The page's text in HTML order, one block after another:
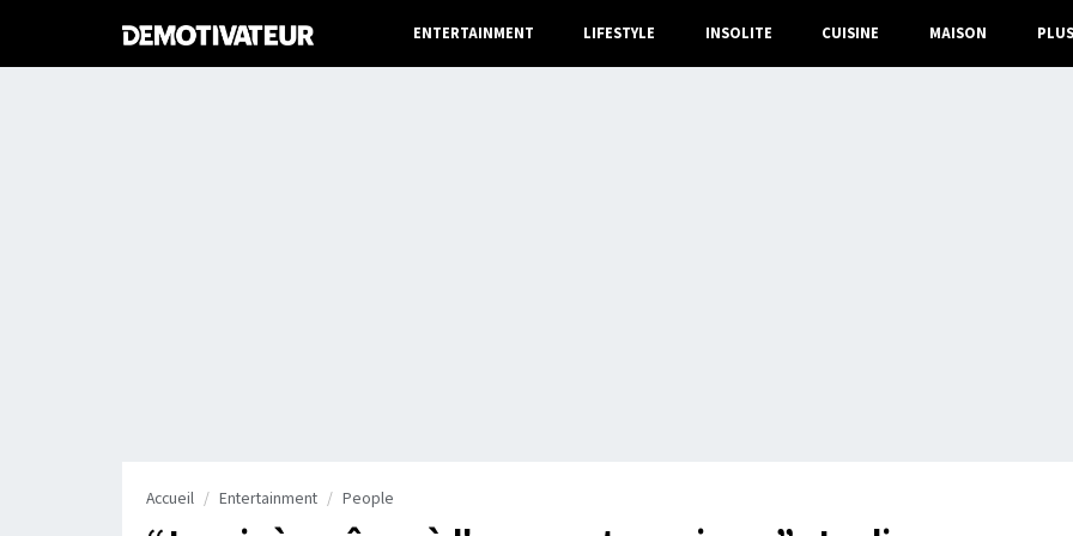
ENTERTAINMENT LIFESTYLE INSOLITE CUISINE MAISON PLUS
Accueil Entertainment People